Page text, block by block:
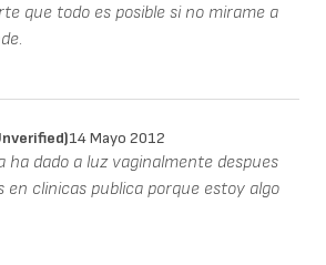
que todo es posible si no mirame a
14 Mayo 2012
ha dado a luz vaginalmente despues
en clinicas publica porque estoy algo